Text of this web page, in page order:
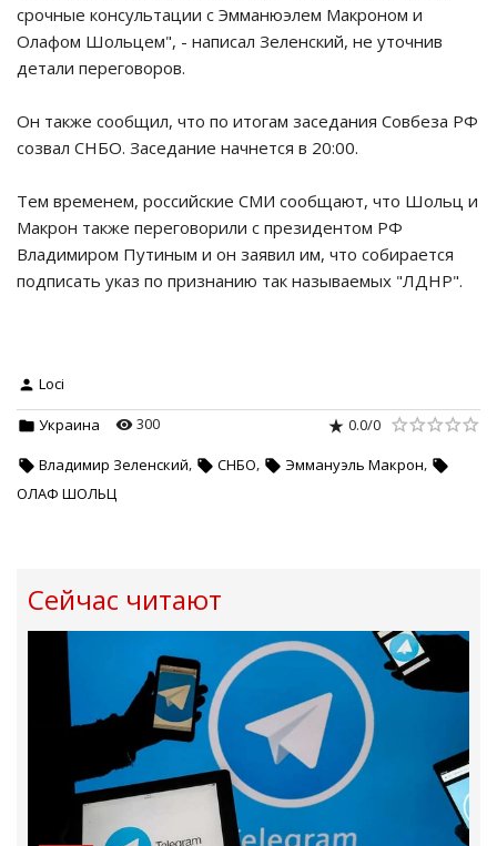
срочные консультации с Эмманюэлем Макроном и
Олафом Шольцем", - написал Зеленский, не уточнив
детали переговоров.
Он также сообщил, что по итогам заседания Совбеза РФ
созвал СНБО. Заседание начнется в 20:00.
Тем временем, российские СМИ сообщают, что Шольц и
Макрон также переговорили с президентом РФ
Владимиром Путиным и он заявил им, что собирается
подписать указ по признанию так называемых "ЛДНР".
Loci
Украина 300 0.0/0
Владимир Зеленский, СНБО, Эммануэль Макрон,
ОЛАФ ШОЛЬЦ
Сейчас читают